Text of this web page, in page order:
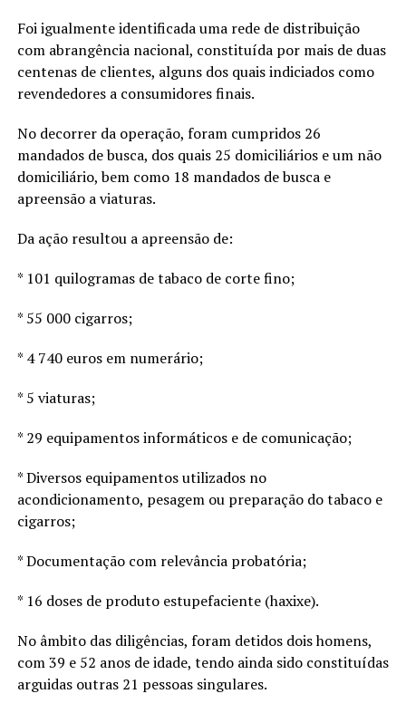
Foi igualmente identificada uma rede de distribuição
com abrangência nacional, constituída por mais de duas
centenas de clientes, alguns dos quais indiciados como
revendedores a consumidores finais.
No decorrer da operação, foram cumpridos 26
mandados de busca, dos quais 25 domiciliários e um não
domiciliário, bem como 18 mandados de busca e
apreensão a viaturas.
Da ação resultou a apreensão de:
* 101 quilogramas de tabaco de corte fino;
* 55 000 cigarros;
* 4 740 euros em numerário;
* 5 viaturas;
* 29 equipamentos informáticos e de comunicação;
* Diversos equipamentos utilizados no
acondicionamento, pesagem ou preparação do tabaco e
cigarros;
* Documentação com relevância probatória;
* 16 doses de produto estupefaciente (haxixe).
No âmbito das diligências, foram detidos dois homens,
com 39 e 52 anos de idade, tendo ainda sido constituídas
arguidas outras 21 pessoas singulares.